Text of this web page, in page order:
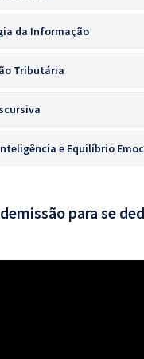
da Informação
Tributária
e Equilíbrio
para se